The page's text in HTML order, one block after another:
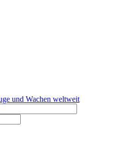
und Wachen weltweit